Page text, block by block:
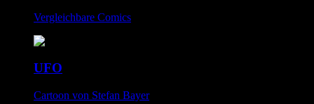
Vergleichbare Comics
UFO
Cartoon von Stefan Bayer